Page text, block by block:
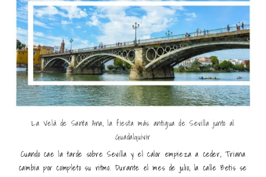
La Velá de Santa Ana, la fiesta más antigua de Sevilla junto al
Guadalquivir
Cuando cae la tarde sobre Sevilla y el calor empieza a ceder, Triana
cambia por completo su ritmo. Durante el mes de julio, la calle Betis se